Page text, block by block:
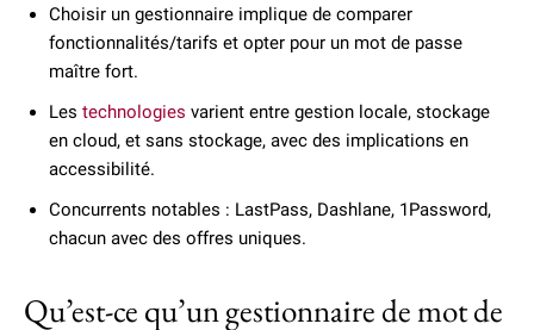
Choisir un gestionnaire implique de comparer
fonctionnalités/tarifs et opter pour un mot de passe
maître fort.
Les technologies varient entre gestion locale, stockage
en cloud, et sans stockage, avec des implications en
accessibilité.
Concurrents notables : LastPass, Dashlane, 1Password,
chacun avec des offres uniques.
Qu’est-ce qu’un gestionnaire de mot de